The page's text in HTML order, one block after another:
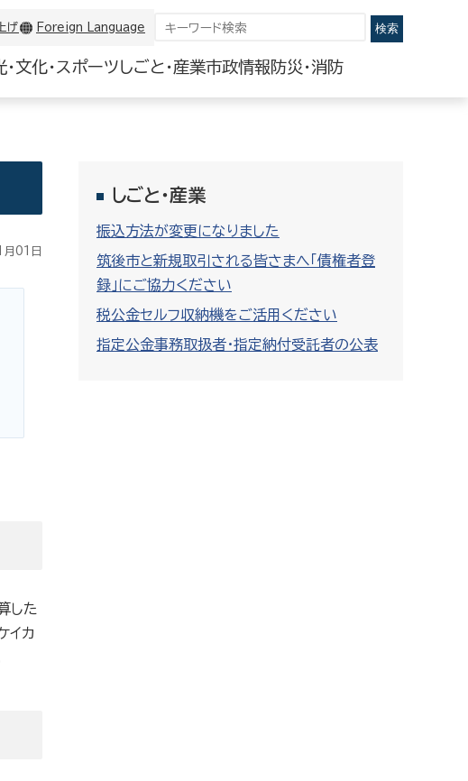
げ Foreign Language
・文化・スポーツしごと・産業市政情報 防災・消防
しごと・産業
振込方法が変更になりました
筑後市と新規取引される皆さまへ「債権者登
録」にご協力ください
税公金セルフ収納機をご活用ください
指定公金事務取扱者・指定納付受託者の公表
01日
した
イカ